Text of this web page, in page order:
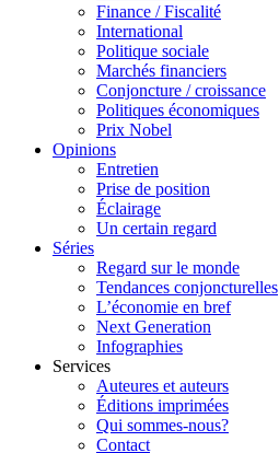
Finance / Fiscalité
International
Politique sociale
Marchés financiers
Conjoncture / croissance
Politiques économiques
Prix Nobel
Opinions
Entretien
Prise de position
Éclairage
Un certain regard
Séries
Regard sur le monde
Tendances conjoncturelles
L’économie en bref
Next Generation
Infographies
Services
Auteures et auteurs
Éditions imprimées
Qui sommes-nous?
Contact